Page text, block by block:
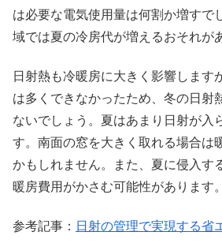
は必要な電気使用量は何割か増すで
域では夏の冷房代が増えるおそれが
日射熱も冷暖房に大きく影響します
は多くできなかったため、冬の日射
ないでしょう。夏はあまり日射が入
す。南面の窓を大きく取れる場合は
かもしれません。また、夏に侵入す
暖房費用がかさむ可能性があります。
参考記事： 日射の管理で実現する省